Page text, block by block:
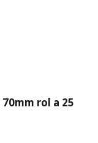
rol a 25